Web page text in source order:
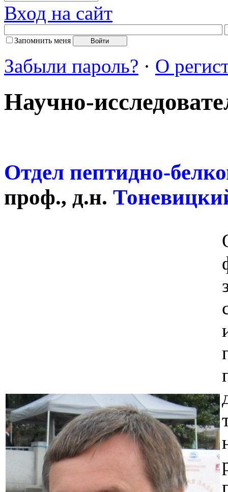
Вход на сайт
Запомнить меня
Забыли пароль? · О
Научно-
Отдел пептидно-
проф., д.н.